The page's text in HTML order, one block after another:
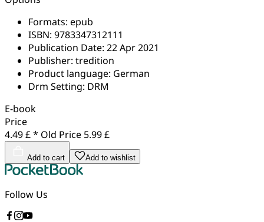
Formats: epub
ISBN: 9783347312111
Publication Date: 22 Apr 2021
Publisher: tredition
Product language: German
Drm Setting: DRM
E-book
Price
4.49 £ * Old Price 5.99 £
Add to cart Add to wishlist
Follow Us